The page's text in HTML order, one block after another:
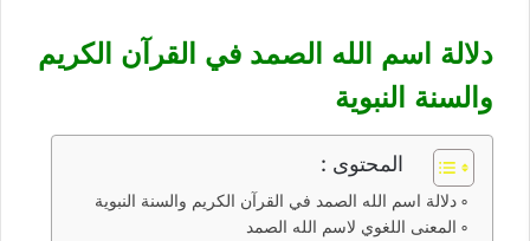
دلالة اسم الله الصمد في القرآن الكريم
والسنة النبوية
المحتوى :
دلالة اسم الله الصمد في القرآن الكريم والسنة النبوية
المعنى اللغوي لاسم الله الصمد